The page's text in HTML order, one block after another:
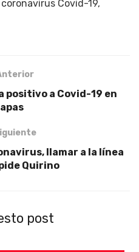
Covid-19,
positivo a Covid-19 en
llamar a la línea
Quirino
post